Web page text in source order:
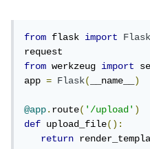
from flask import
from werkzeug import
app = Flask( __name__)
@app.route('/upload')
def upload_file():
return